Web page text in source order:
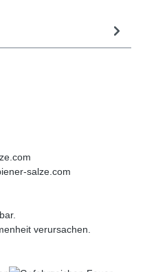
salze.com
verursachen.